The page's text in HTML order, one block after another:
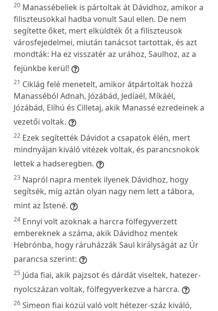
20 Manassébeliek is pártoltak át Dávidhoz, amikor a
filiszteusokkal hadba vonult Saul ellen. De nem
segítette őket, mert elküldték őt a filiszteusok
városfejedelmei, miután tanácsot tartottak, és azt
mondták: Ha ez visszatér az urához, Saulhoz, az a
fejünkbe kerül!
21 Ciklág felé menetelt, amikor átpártoltak hozzá
Manasséból Adnah, Józábád, Jedíaél, Míkáél,
Józábád, Elíhú és Cilletaj, akik Manassé ezredeinek a
vezetői voltak.
22 Ezek segítették Dávidot a csapatok élén, mert
mindnyájan kiváló vitézek voltak, és parancsnokok
lettek a hadseregben.
23 Napról napra mentek ilyenek Dávidhoz, hogy
segítsék, míg aztán olyan nagy nem lett a tábora,
mint az Istené.
24 Ennyi volt azoknak a harcra fölfegyverzett
embereknek a száma, akik Dávidhoz mentek
Hebrónba, hogy ráruházzák Saul királyságát az Úr
parancsa szerint:
25 Júda fiai, akik pajzsot és dárdát viseltek, hatezer-
nyolcszázan voltak, fölfegyverkezve a harcra.
26 Simeon fiai közül való volt hétezer-száz kiváló,